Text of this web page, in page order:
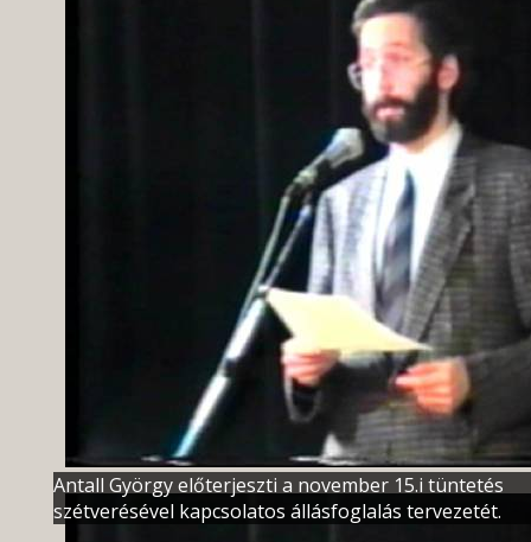
Antall György előterjeszti a november 15.i tüntetés
szétverésével kapcsolatos állásfoglalás tervezetét.